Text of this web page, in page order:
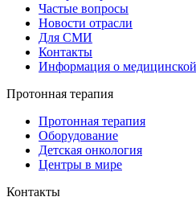
Частые вопросы
Новости отрасли
Для СМИ
Контакты
Информация о
Протонная терапия
Протонная терапия
Оборудование
Детская онкология
Центры в мире
Контакты